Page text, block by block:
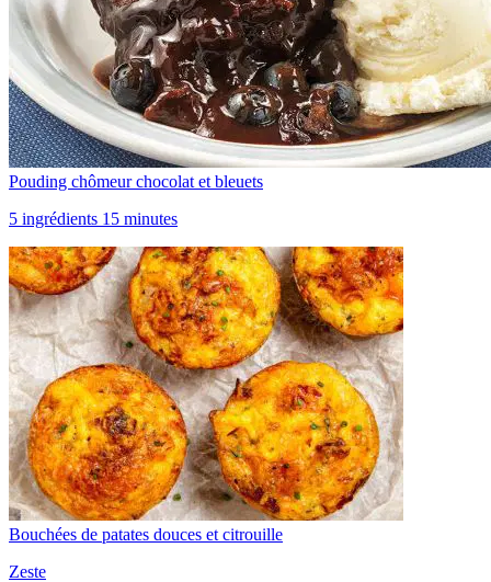
Pouding chômeur chocolat et bleuets
5 ingrédients 15 minutes
Bouchées de patates douces et citrouille
Zeste